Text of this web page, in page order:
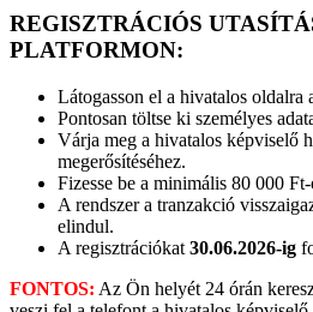
REGISZTRÁCIÓS
PLATFORMON:
Látogasson el a hivatalos oldalra
Pontosan töltse ki személyes
Várja meg a hivatalos képviselő
megerősítéséhez.
Fizesse be a minimális 80 000 Ft-
A rendszer a tranzakció
elindul.
A regisztrációkat 30.06.2026-ig
FONTOS: Az Ön helyét 24 órán